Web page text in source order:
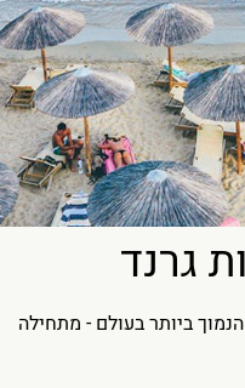
גרנד
ביותר בעולם - מתחילה